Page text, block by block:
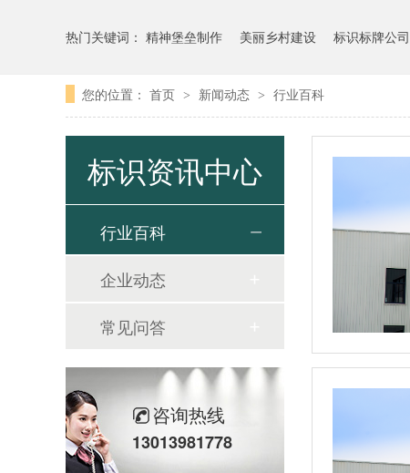
热门关键词： 精神堡垒制作 美丽乡村建设 标识标牌公司
您的位置： 首页 > 新闻动态 > 行业百科
标识资讯中心
行业百科
企业动态
常见问答
咨询热线
13013981778